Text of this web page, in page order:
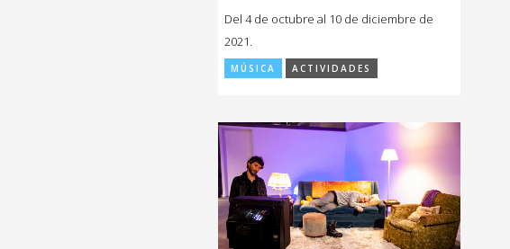
Del 4 de octubre al 10 de diciembre de
2021.
MÚSICA ACTIVIDADES